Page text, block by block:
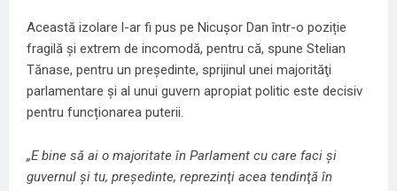
Această izolare l-ar fi pus pe Nicușor Dan într-o poziție
fragilă şi extrem de incomodă, pentru că, spune Stelian
Tănase, pentru un președinte, sprijinul unei majorităţi
parlamentare şi al unui guvern apropiat politic este decisiv
pentru funcționarea puterii.
„E bine să ai o majoritate în Parlament cu care faci şi
guvernul şi tu, preşedinte, reprezinţi acea tendinţă în